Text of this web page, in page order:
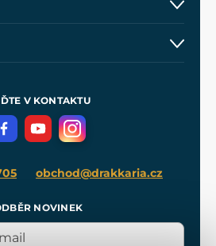
Come
V KONTAKTU
obchod@drakkaria.cz
NOVINEK